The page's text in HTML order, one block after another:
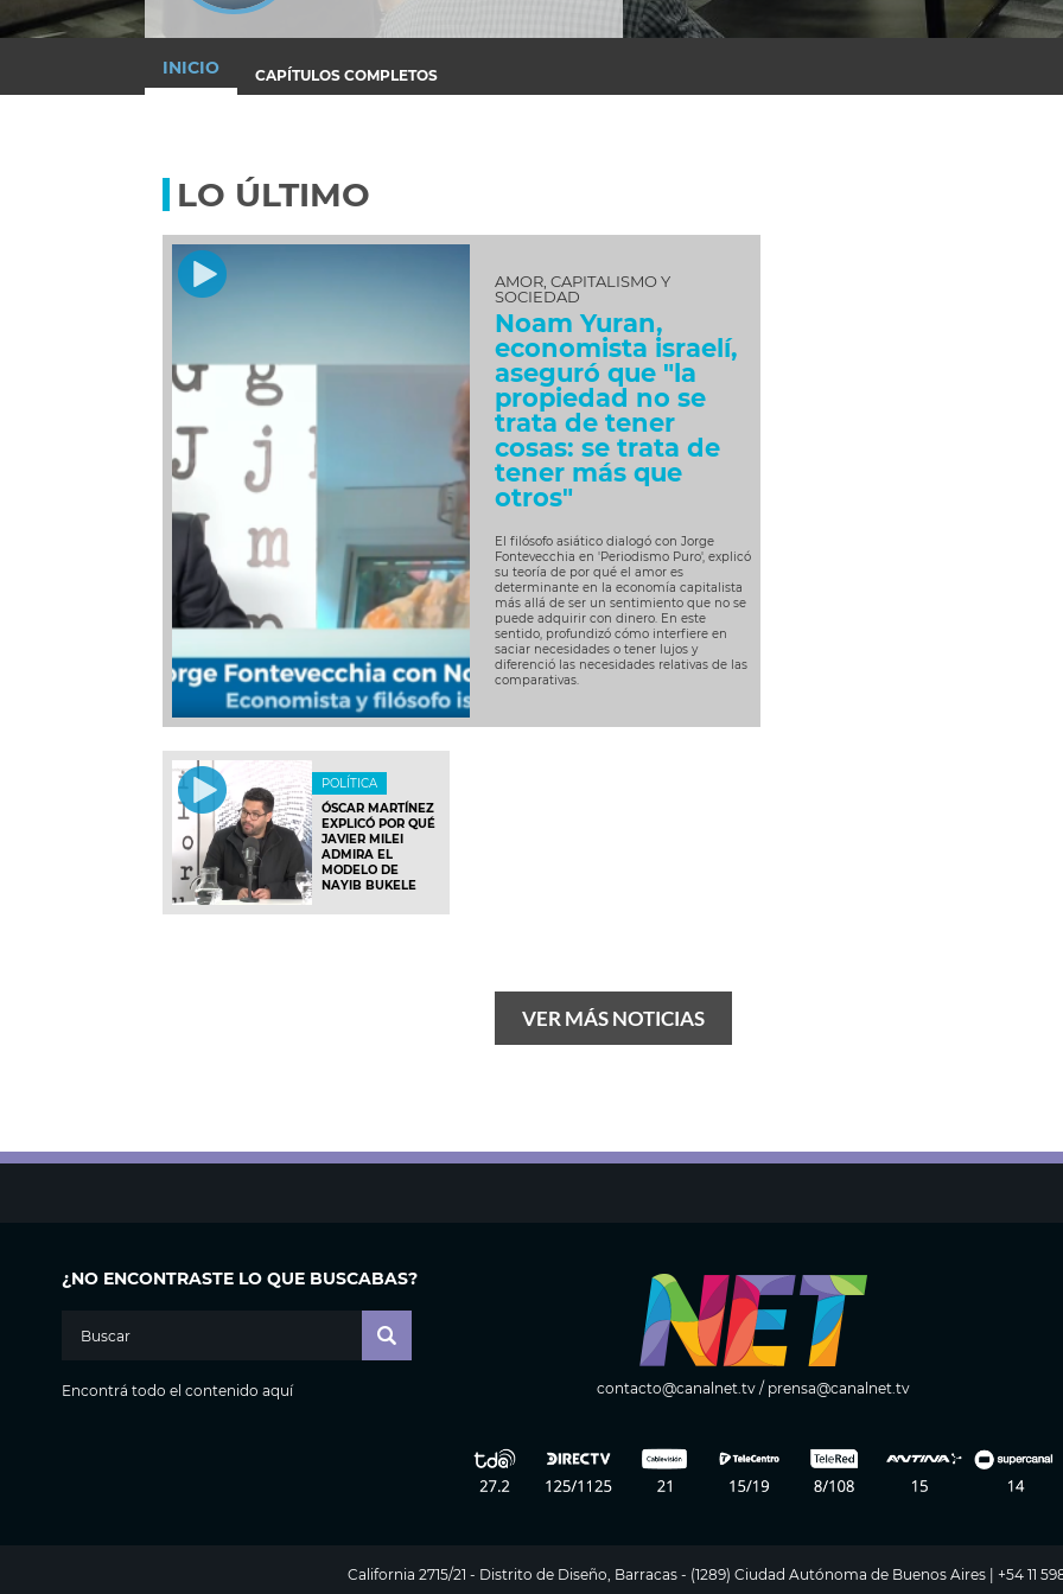
INICIO CAPÍTULOS COMPLETOS
LO ÚLTIMO
AMOR, CAPITALISMO Y
SOCIEDAD
Noam Yuran,
economista israelí,
aseguró que "la
propiedad no se
trata de tener
cosas: se trata de
tener más que
otros"
El filósofo asiático dialogó con Jorge
Fontevecchia en 'Periodismo Puro', explicó
su teoría de por qué el amor es
determinante en la economía capitalista
más allá de ser un sentimiento que no se
puede adquirir con dinero. En este
sentido, profundizó cómo interfiere en
saciar necesidades o tener lujos y
diferenció las necesidades relativas de las
comparativas.
POLÍTICA
ÓSCAR MARTÍNEZ
EXPLICÓ POR QUÉ
JAVIER MILEI
ADMIRA EL
MODELO DE
NAYIB BUKELE
VER MÁS NOTICIAS
¿NO ENCONTRASTE LO QUE BUSCABAS?
Encontrá todo el contenido aquí contacto@canalnet.tv/ prensa@canalnet.tv
California 2715/21 - Distrito de Diseño, Barracas - (1289) Ciudad Autónoma de Buenos Aires | +54 11